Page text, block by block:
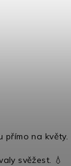
přímo na květy.
svěžest. 💧